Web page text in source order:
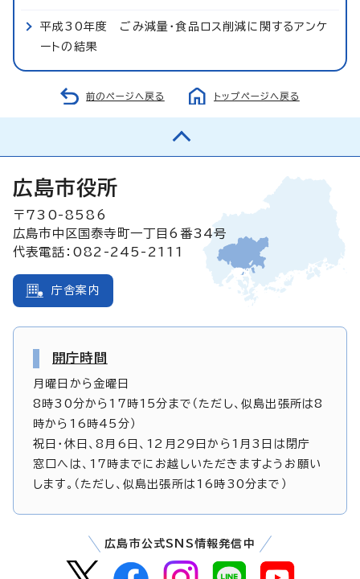
平成30年度 ごみ減量・食品ロス削減に関するアンケ
ートの結果
前のページへ戻る トップページへ戻る
広島市役所
〒730-8586
広島市中区国泰寺町一丁目6番34号
代表電話：082-245-2111
庁舎案内
開庁時間
月曜日から金曜日
8時30分から17時15分まで（ただし、似島出張所は8
時から16時45分）
祝日・休日、8月6日、12月29日から1月3日は閉庁
窓口へは、17時までにお越しいただきますようお願い
します。（ただし、似島出張所は16時30分まで）
広島市公式SNS情報発信中